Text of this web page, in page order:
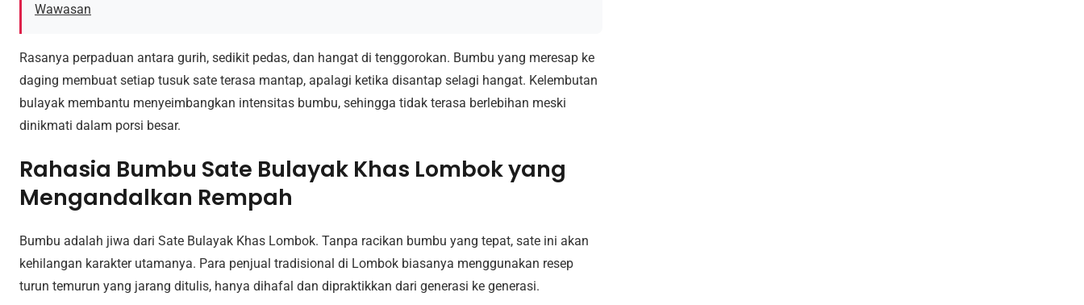
Wawasan
Rasanya perpaduan antara gurih, sedikit pedas, dan hangat di tenggorokan. Bumbu yang meresap ke
daging membuat setiap tusuk sate terasa mantap, apalagi ketika disantap selagi hangat. Kelembutan
bulayak membantu menyeimbangkan intensitas bumbu, sehingga tidak terasa berlebihan meski
dinikmati dalam porsi besar.
Rahasia Bumbu Sate Bulayak Khas Lombok yang
Mengandalkan Rempah
Bumbu adalah jiwa dari Sate Bulayak Khas Lombok. Tanpa racikan bumbu yang tepat, sate ini akan
kehilangan karakter utamanya. Para penjual tradisional di Lombok biasanya menggunakan resep
turun temurun yang jarang ditulis, hanya dihafal dan dipraktikkan dari generasi ke generasi.